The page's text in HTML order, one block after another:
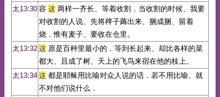
太13:30容 这两样一齐长、等着收割．当收割的时候、我要
对收割的人说、先将稗子薅出来、捆成捆、留着
烧．惟有麦子、要收在仓里。
太13:32这原是百种里最小的．等到长起来、却比各样的菜
都大、且成了树、天上的飞鸟来宿在他的枝上。
太13:34这都是耶稣用比喻对众人说的话．若不用比喻、就
不对他们说什么．